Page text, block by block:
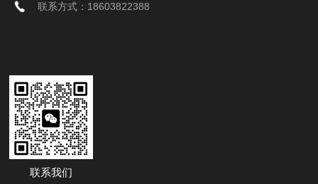
联系方式：18603822388
联系我们